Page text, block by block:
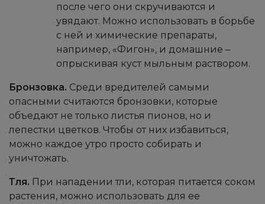
после чего они скручиваются и
увядают. Можно использовать в борьбе
с ней и химические препараты,
например, «Фигон», и домашние –
опрыскивая куст мыльным раствором.
Бронзовка. Среди вредителей самыми
опасными считаются бронзовки, которые
объедают не только листья пионов, но и
лепестки цветков. Чтобы от них избавиться,
можно каждое утро просто собирать и
уничтожать.
Тля. При нападении тли, которая питается соком
растения, можно использовать для ее